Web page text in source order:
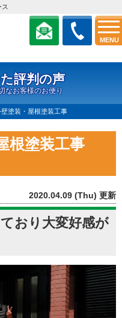
MENU
評判の声
なお客様のお便り
塗装・屋根塗装工事
根塗装工事
2020.04.09 (Thu) 更新
おり大変好感が